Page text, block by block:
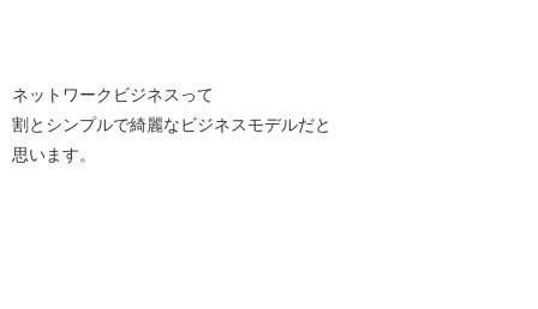
ネットワークビジネスって
割とシンプルで綺麗なビジネスモデルだと
思います。